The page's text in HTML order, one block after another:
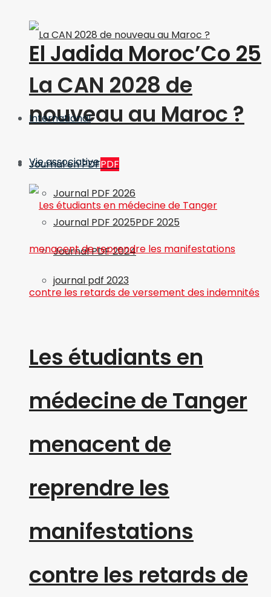
La CAN 2028 de
nouveau au Maroc ?
Journal en PDFPDF
Journal PDF 2026
Journal PDF 2025PDF 2025
Journal PDF 2024
journal pdf 2023
El Jadida Moroc’Co 25
International
Vie associative
Les étudiants en
médecine de Tanger
menacent de
reprendre les
manifestations
contre les retards de